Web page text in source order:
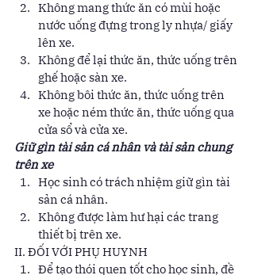
Không mang thức ăn có mùi hoặc
nước uống đựng trong ly nhựa/ giấy
lên xe.
Không để lại thức ăn, thức uống trên
ghế hoặc sàn xe.
Không bôi thức ăn, thức uống trên
xe hoặc ném thức ăn, thức uống qua
cửa sổ và cửa xe.
Giữ gìn tài sản cá nhân và tài sản chung
trên xe
Học sinh có trách nhiệm giữ gìn tài
sản cá nhân.
Không được làm hư hại các trang
thiết bị trên xe.
II. ĐỐI VỚI PHỤ HUYNH
Để tạo thói quen tốt cho học sinh, đề